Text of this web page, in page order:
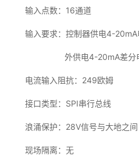
输入点数：16通道
输入要求：控制器供电4-20mA
外供电4-20mA差分电
电流输入阻抗：249欧姆
接口类型：SPI串行总线
浪涌保护：28V信号与大地之间
现场隔离：无